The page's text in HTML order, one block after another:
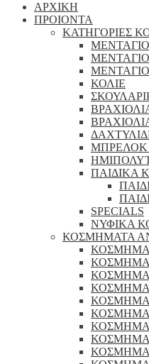
ΑΡΧΙΚΗ
ΠΡΟΙΟΝΤΑ
ΚΑΤΗΓΟΡΙΕΣ
ΚΟΛΙΕ
ΜΠΡΕΛΟΚ
ΠΑΙΔΙΚΑ
SPECIALS
ΝΥΦΙΚΑ
ΚΟΣΜΗΜΑΤΑ